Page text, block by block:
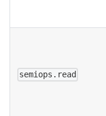
semiops.read